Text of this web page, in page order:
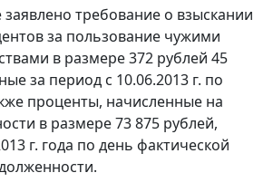
требование о взыскании
за пользование чужими
в размере 372 рублей 45
за период с 10.06.2013 г. по
проценты, начисленные на
в размере 73 875 рублей,
г. года по день фактической